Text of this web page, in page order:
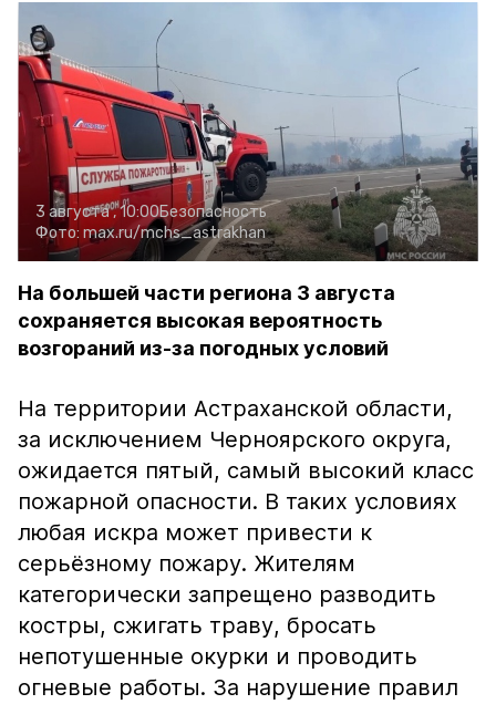
3 августа , 10:00Безопасность
Фото: max.ru/mchs_astrakhan
На большей части региона 3 августа
сохраняется высокая вероятность
возгораний из-за погодных условий
На территории Астраханской области,
за исключением Черноярского округа,
ожидается пятый, самый высокий класс
пожарной опасности. В таких условиях
любая искра может привести к
серьёзному пожару. Жителям
категорически запрещено разводить
костры, сжигать траву, бросать
непотушенные окурки и проводить
огневые работы. За нарушение правил